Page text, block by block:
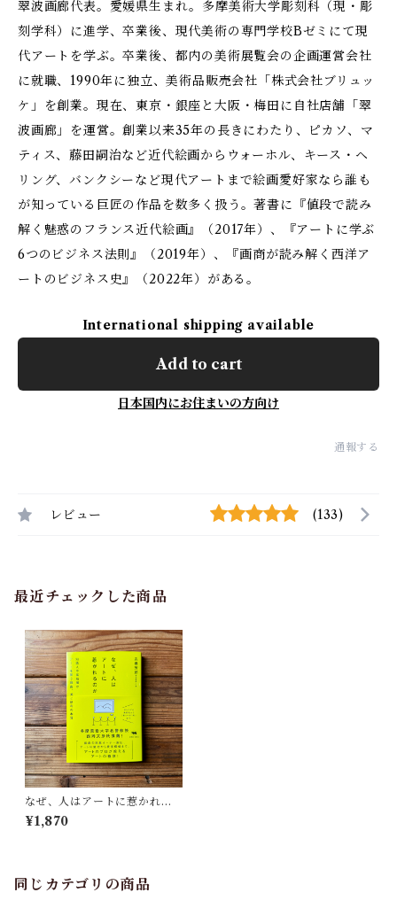
翠波画廊代表。愛媛県生まれ。多摩美術大学彫刻科（現・彫
刻学科）に進学、卒業後、現代美術の専門学校Bゼミにて現
代アートを学ぶ。卒業後、都内の美術展覧会の企画運営会社
に就職、1990年に独立、美術品販売会社「株式会社ブリュッ
ケ」を創業。現在、東京・銀座と大阪・梅田に自社店舗「翠
波画廊」を運営。創業以来35年の長きにわたり、ピカソ、マ
ティス、藤田嗣治など近代絵画からウォーホル、キース・ヘ
リング、バンクシーなど現代アートまで絵画愛好家なら誰も
が知っている巨匠の作品を数多く扱う。著書に『値段で読み
解く魅惑のフランス近代絵画』（2017年）、『アートに学ぶ
6つのビジネス法則』（2019年）、『画商が読み解く西洋ア
ートのビジネス史』（2022年）がある。
International shipping available
Add to cart
日本国内にお住まいの方向け
通報する
レビュー (133)
最近チェックした商品
なぜ、人はアートに惹かれる
のか 知識人や富裕層がアート
を買う理由、美と所有の本質 |
¥1,870
同じカテゴリの商品